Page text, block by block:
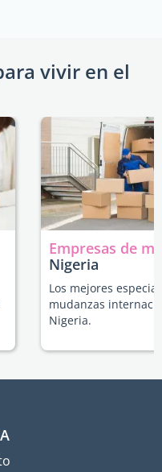
vivir en el
Empresas de
Nigeria
Los mejores
mudanzas
Nigeria.